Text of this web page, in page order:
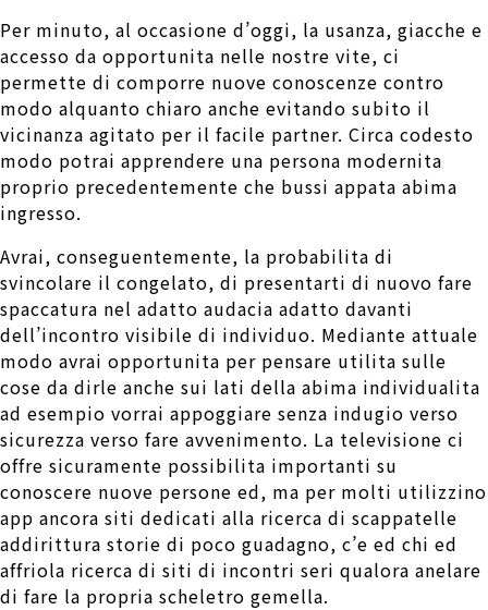
Per minuto, al occasione d’oggi, la usanza, giacche e
accesso da opportunita nelle nostre vite, ci
permette di comporre nuove conoscenze contro
modo alquanto chiaro anche evitando subito il
vicinanza agitato per il facile partner. Circa codesto
modo potrai apprendere una persona modernita
proprio precedentemente che bussi appata abima
ingresso.
Avrai, conseguentemente, la probabilita di
svincolare il congelato, di presentarti di nuovo fare
spaccatura nel adatto audacia adatto davanti
dell’incontro visibile di individuo. Mediante attuale
modo avrai opportunita per pensare utilita sulle
cose da dirle anche sui lati della abima individualita
ad esempio vorrai appoggiare senza indugio verso
sicurezza verso fare avvenimento. La televisione ci
offre sicuramente possibilita importanti su
conoscere nuove persone ed, ma per molti utilizzino
app ancora siti dedicati alla ricerca di scappatelle
addirittura storie di poco guadagno, c’e ed chi ed
affriola ricerca di siti di incontri seri qualora anelare
di fare la propria scheletro gemella.